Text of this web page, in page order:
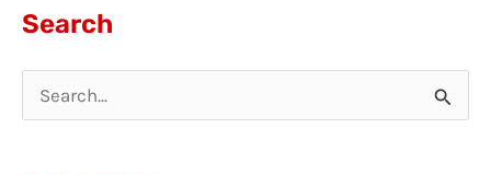
Search